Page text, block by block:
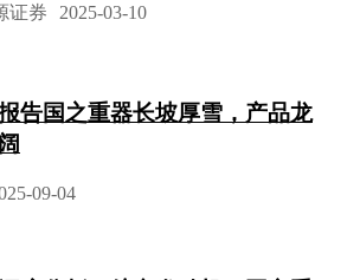
证券 2025-03-10
告国之重器长坡厚雪，产品龙
09-04